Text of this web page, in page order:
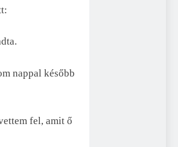
nappal később
fel, amit ő